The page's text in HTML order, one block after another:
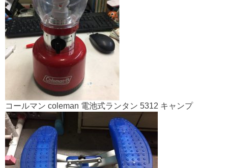
コールマン coleman 電池式ランタン 5312 キャンプ